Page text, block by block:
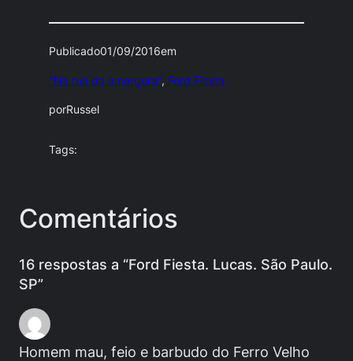
Publicado01/09/2016em
"Na rua da amargura", Ford Fiesta
porRussel
Tags:
Comentários
16 respostas a “Ford Fiesta. Lucas. São Paulo.
SP”
Homem mau, feio e barbudo do Ferro Velho